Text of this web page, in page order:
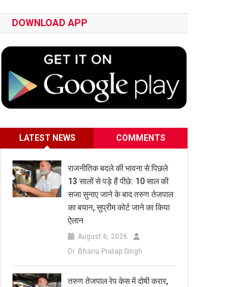
DOWNLOAD APP
LATEST NEWS COMMENTS
राजनीतिक बदले की भावना से पिछले
13 सालों से पड़े हैं पीछे: 10 साल की
सजा सुनाए जाने के बाद तरुण तेजपाल
का बयान, सुप्रीम कोर्ट जाने का किया
ऐलान
August 6, 2026
Dr. Bhanu Pratap Singh
तरुण तेजपाल रेप केस में दोषी करार,